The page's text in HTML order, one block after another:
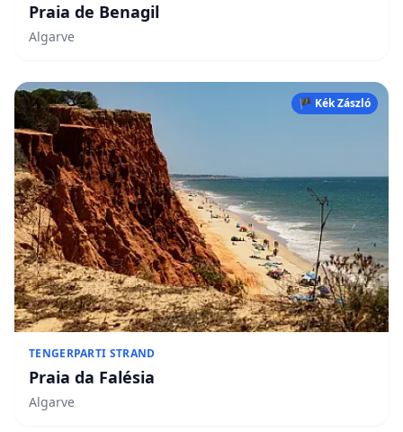
Praia de Benagil
Algarve
🏴 Kék Zászló
TENGERPARTI STRAND
Praia da Falésia
Algarve